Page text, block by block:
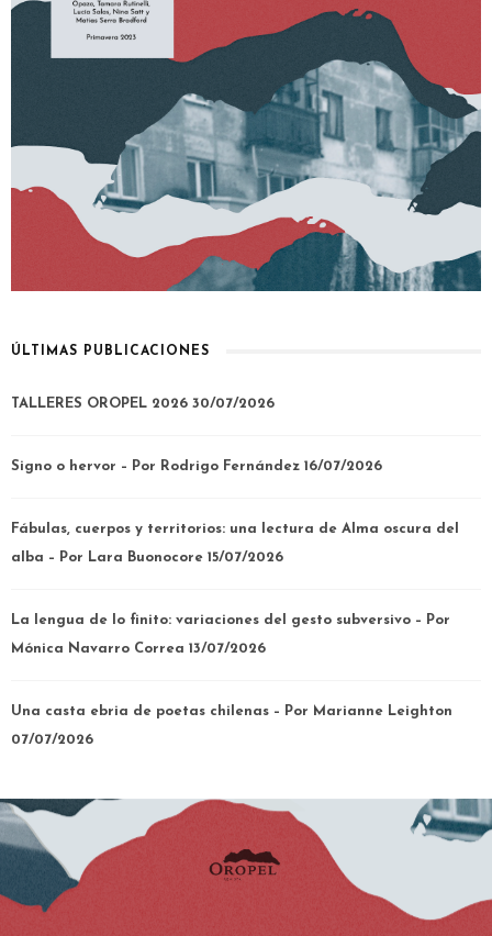
ÚLTIMAS PUBLICACIONES
TALLERES OROPEL 2026 30/07/2026
Signo o hervor – Por Rodrigo Fernández 16/07/2026
Fábulas, cuerpos y territorios: una lectura de Alma oscura del
alba – Por Lara Buonocore 15/07/2026
La lengua de lo finito: variaciones del gesto subversivo – Por
Mónica Navarro Correa 13/07/2026
Una casta ebria de poetas chilenas – Por Marianne Leighton
07/07/2026